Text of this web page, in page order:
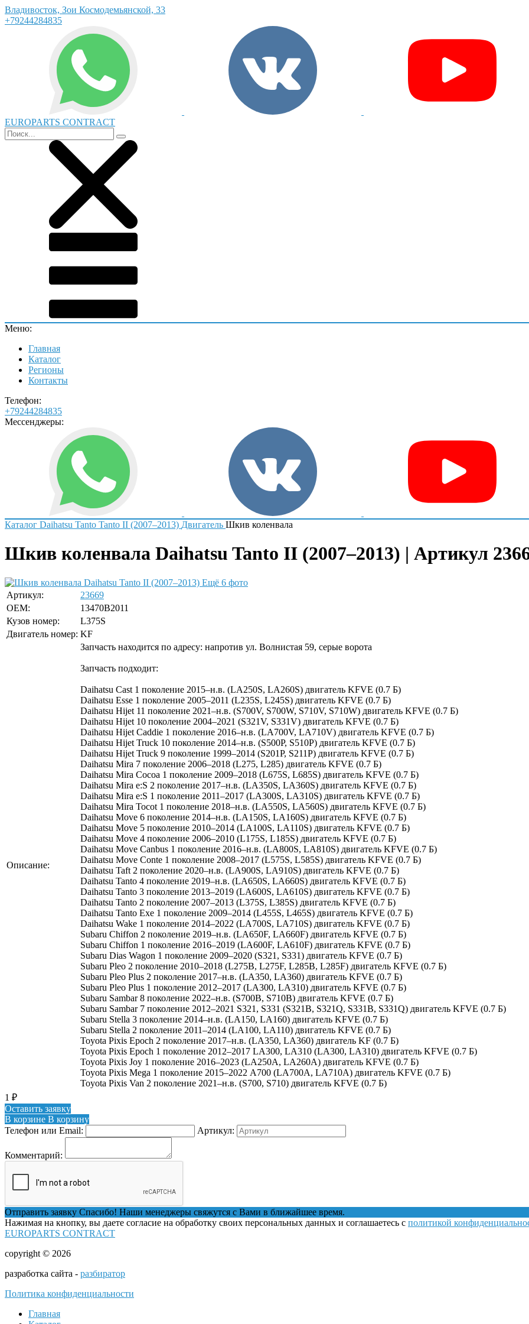
Владивосток, Зои Космодемьянской, 33
+79244284835
EUROPARTS CONTRACT
Меню:
Главная
Каталог
Регионы
Контакты
Телефон:
+79244284835
Мессенджеры:
Каталог Daihatsu Tanto Tanto II (2007–2013) Двигатель Шкив коленвала
Шкив коленвала Daihatsu Tanto II (2007–2013) | Артикул
Ещё 6 фото
Артикул:
23669
OEM:
13470B2011
Кузов номер:
L375S
Двигатель номер: KF
Описание:
Запчасть находится по адресу: напротив ул. Волнистая 59, серые ворота
Запчасть подходит:
Daihatsu Cast 1 поколение 2015–н.в. (LA250S, LA260S) двигатель KFVE (0.7 Б)
Daihatsu Esse 1 поколение 2005–2011 (L235S, L245S) двигатель KFVE (0.7 Б)
Daihatsu Hijet 11 поколение 2021–н.в. (S700V, S700W, S710V, S710W) двигатель KFVE (0.7 Б)
Daihatsu Hijet 10 поколение 2004–2021 (S321V, S331V) двигатель KFVE (0.7 Б)
Daihatsu Hijet Caddie 1 поколение 2016–н.в. (LA700V, LA710V) двигатель KFVE (0.7 Б)
Daihatsu Hijet Truck 10 поколение 2014–н.в. (S500P, S510P) двигатель KFVE (0.7 Б)
Daihatsu Hijet Truck 9 поколение 1999–2014 (S201P, S211P) двигатель KFVE (0.7 Б)
Daihatsu Mira 7 поколение 2006–2018 (L275, L285) двигатель KFVE (0.7 Б)
Daihatsu Mira Cocoa 1 поколение 2009–2018 (L675S, L685S) двигатель KFVE (0.7 Б)
Daihatsu Mira e:S 2 поколение 2017–н.в. (LA350S, LA360S) двигатель KFVE (0.7 Б)
Daihatsu Mira e:S 1 поколение 2011–2017 (LA300S, LA310S) двигатель KFVE (0.7 Б)
Daihatsu Mira Tocot 1 поколение 2018–н.в. (LA550S, LA560S) двигатель KFVE (0.7 Б)
Daihatsu Move 6 поколение 2014–н.в. (LA150S, LA160S) двигатель KFVE (0.7 Б)
Daihatsu Move 5 поколение 2010–2014 (LA100S, LA110S) двигатель KFVE (0.7 Б)
Daihatsu Move 4 поколение 2006–2010 (L175S, L185S) двигатель KFVE (0.7 Б)
Daihatsu Move Canbus 1 поколение 2016–н.в. (LA800S, LA810S) двигатель KFVE (0.7 Б)
Daihatsu Move Conte 1 поколение 2008–2017 (L575S, L585S) двигатель KFVE (0.7 Б)
Daihatsu Taft 2 поколение 2020–н.в. (LA900S, LA910S) двигатель KFVE (0.7 Б)
Daihatsu Tanto 4 поколение 2019–н.в. (LA650S, LA660S) двигатель KFVE (0.7 Б)
Daihatsu Tanto 3 поколение 2013–2019 (LA600S, LA610S) двигатель KFVE (0.7 Б)
Daihatsu Tanto 2 поколение 2007–2013 (L375S, L385S) двигатель KFVE (0.7 Б)
Daihatsu Tanto Exe 1 поколение 2009–2014 (L455S, L465S) двигатель KFVE (0.7 Б)
Daihatsu Wake 1 поколение 2014–2022 (LA700S, LA710S) двигатель KFVE (0.7 Б)
Subaru Chiffon 2 поколение 2019–н.в. (LA650F, LA660F) двигатель KFVE (0.7 Б)
Subaru Chiffon 1 поколение 2016–2019 (LA600F, LA610F) двигатель KFVE (0.7 Б)
Subaru Dias Wagon 1 поколение 2009–2020 (S321, S331) двигатель KFVE (0.7 Б)
Subaru Pleo 2 поколение 2010–2018 (L275B, L275F, L285B, L285F) двигатель KFVE (0.7 Б)
Subaru Pleo Plus 2 поколение 2017–н.в. (LA350, LA360) двигатель KFVE (0.7 Б)
Subaru Pleo Plus 1 поколение 2012–2017 (LA300, LA310) двигатель KFVE (0.7 Б)
Subaru Sambar 8 поколение 2022–н.в. (S700B, S710B) двигатель KFVE (0.7 Б)
Subaru Sambar 7 поколение 2012–2021 S321, S331 (S321B, S321Q, S331B, S331Q) двигатель KFVE (0.7 Б)
Subaru Stella 3 поколение 2014–н.в. (LA150, LA160) двигатель KFVE (0.7 Б)
Subaru Stella 2 поколение 2011–2014 (LA100, LA110) двигатель KFVE (0.7 Б)
Toyota Pixis Epoch 2 поколение 2017–н.в. (LA350, LA360) двигатель KF (0.7 Б)
Toyota Pixis Epoch 1 поколение 2012–2017 LA300, LA310 (LA300, LA310) двигатель KFVE (0.7 Б)
Toyota Pixis Joy 1 поколение 2016–2023 (LA250A, LA260A) двигатель KFVE (0.7 Б)
Toyota Pixis Mega 1 поколение 2015–2022 A700 (LA700A, LA710A) двигатель KFVE (0.7 Б)
Toyota Pixis Van 2 поколение 2021–н.в. (S700, S710) двигатель KFVE (0.7 Б)
1 ₽
Оставить заявку
В корзине В корзину
Телефон или Email:
Артикул:
Комментарий:
Отправить заявку Спасибо! Наши менеджеры свяжутся с Вами в ближайшее время.
Нажимая на кнопку, вы даете согласие на обработку своих персональных данных и соглашаетесь с политикой
EUROPARTS CONTRACT
copyright © 2026
разработка сайта - разбиратор
Политика конфиденциальности
Главная